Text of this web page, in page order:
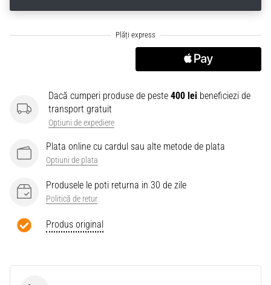
Dacă cumperi produse de peste 400 lei beneficiezi de
transport gratuit
Optiuni de expediere
Plata online cu cardul sau alte metode de plata
Optiuni de plata
Produsele le poti returna in 30 de zile
Politică de retur
Produs original